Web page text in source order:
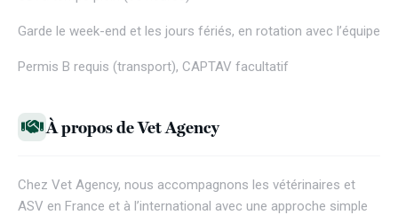
Garde le week-end et les jours fériés, en rotation avec l’équipe
Permis B requis (transport), CAPTAV facultatif
À propos de Vet Agency
Chez Vet Agency, nous accompagnons les vétérinaires et
ASV en France et à l’international avec une approche simple